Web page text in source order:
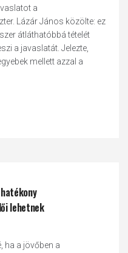
a
Lázár János közölte: ez
átláthatóbbá tételét
a javaslatát. Jelezte,
mellett azzal a
lehetnek
ha a jövőben a